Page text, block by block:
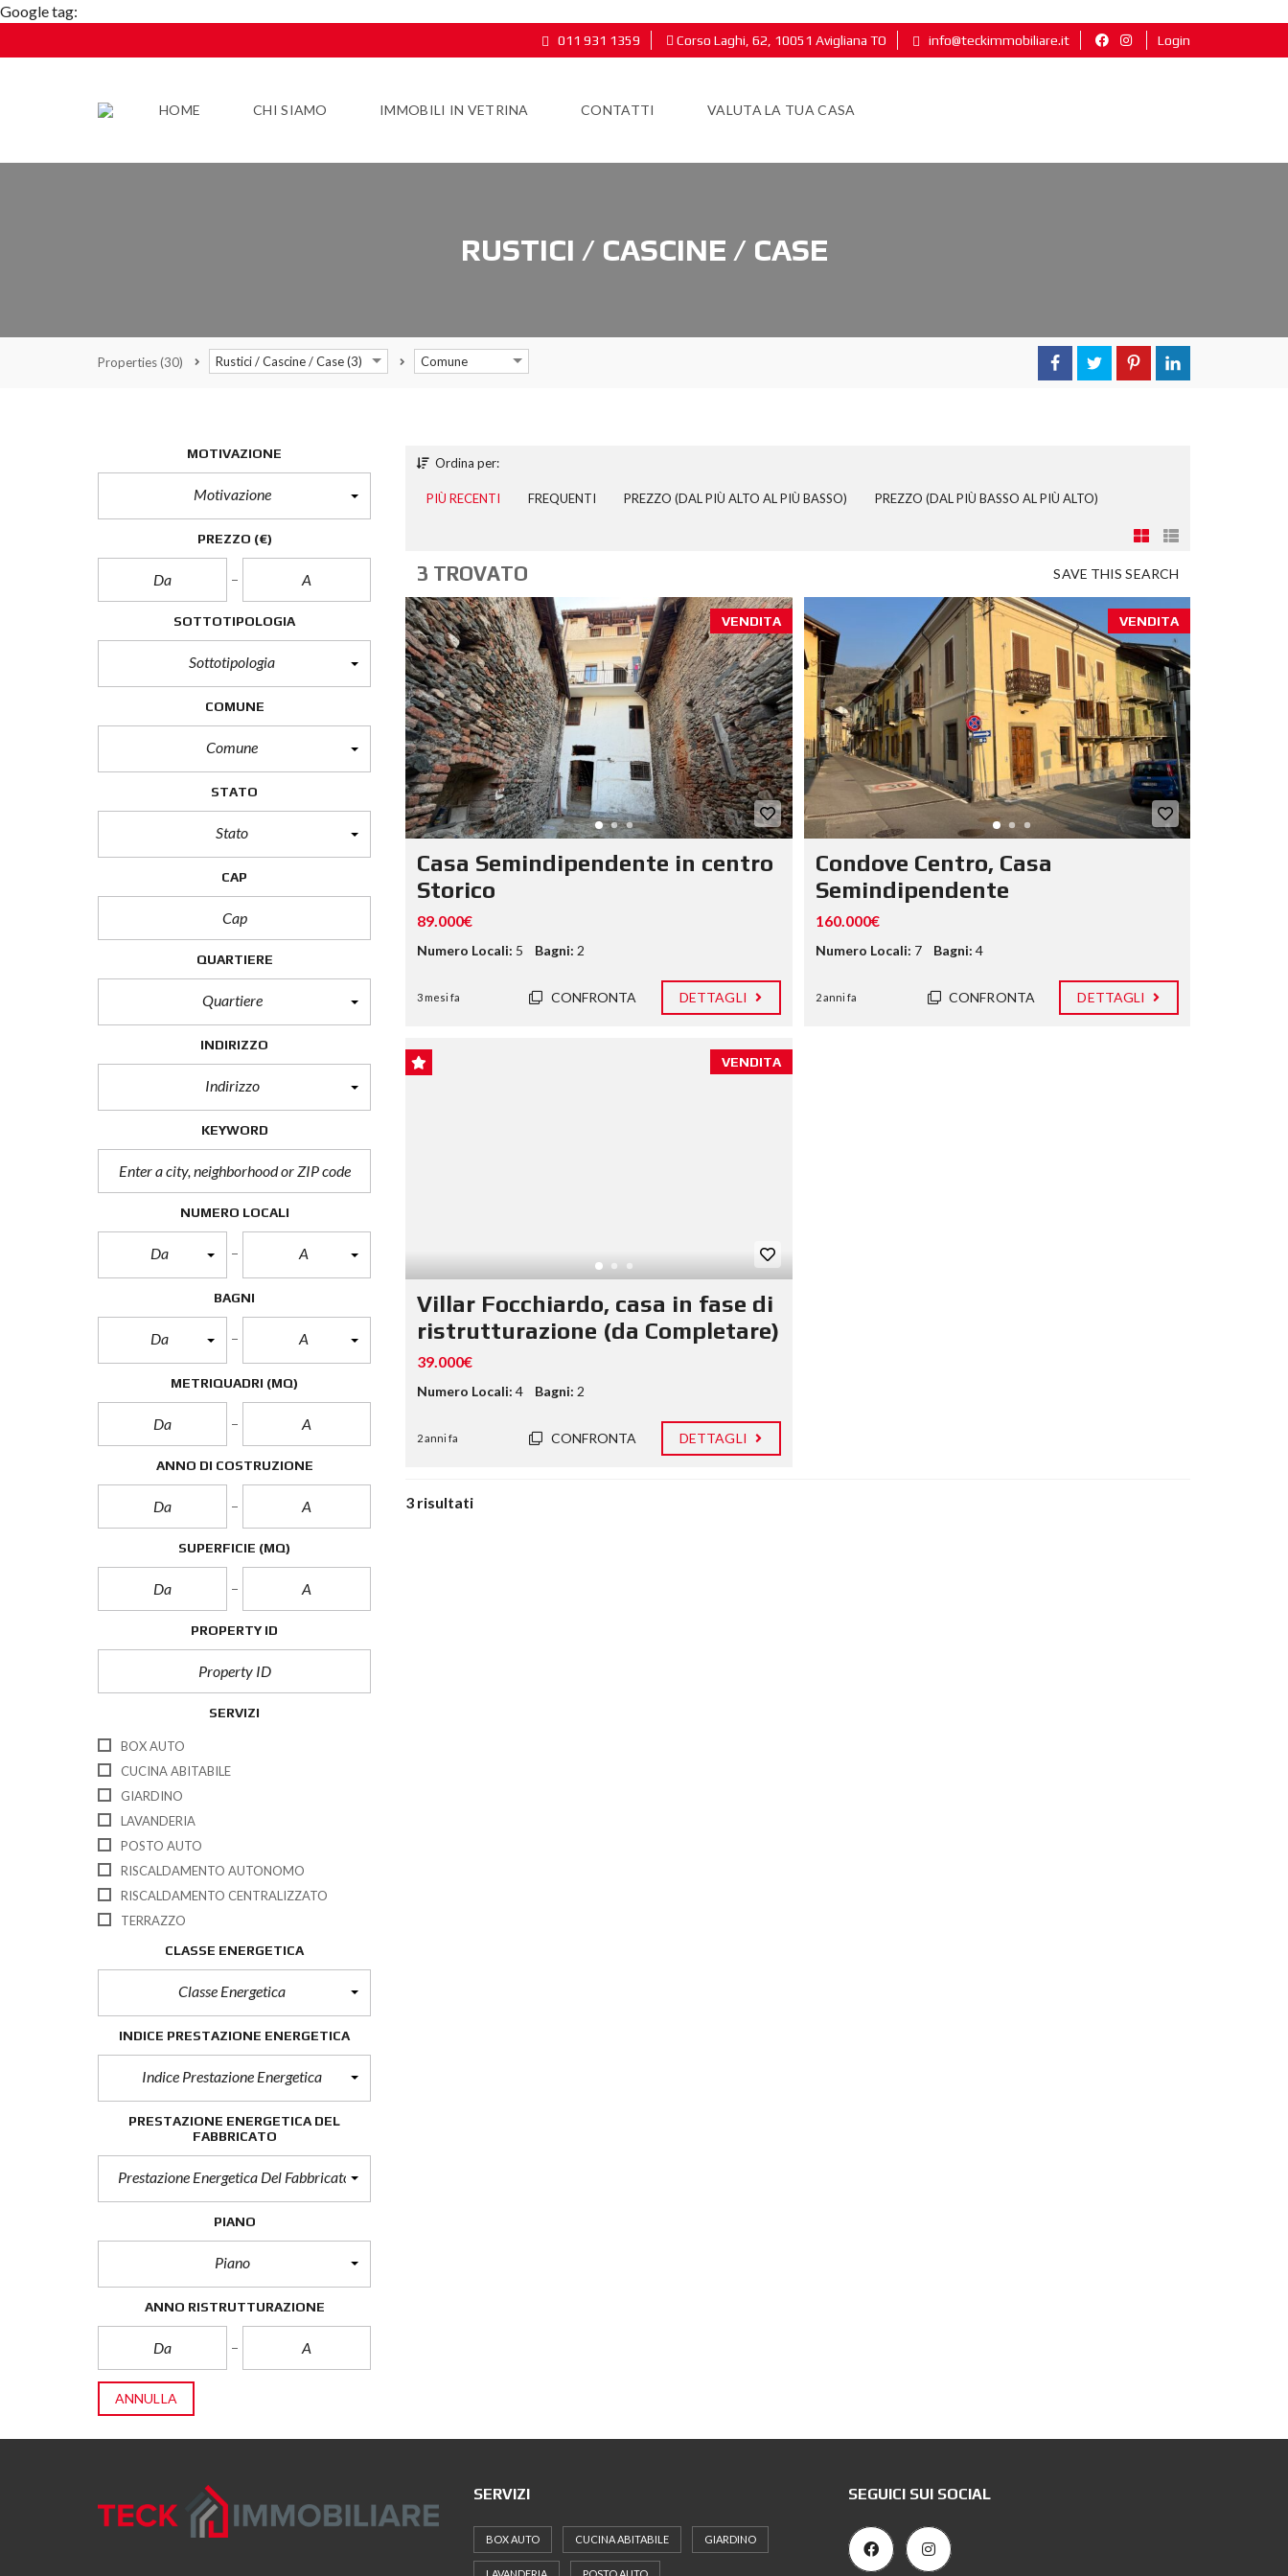
Google tag:
011 931 1359 Corso Laghi, 62, 10051 Avigliana TO info@teckimmobiliare.it Login
HOME CHI SIAMO IMMOBILI IN VETRINA CONTATTI VALUTA LA TUA CASA
RUSTICI / CASCINE / CASE
Properties(30) Rustici / Cascine / Case (3) Comune
MOTIVAZIONE
Motivazione
PREZZO (€)
SOTTOTIPOLOGIA
Sottotipologia
COMUNE
Comune
STATO
Stato
CAP
QUARTIERE
Quartiere
INDIRIZZO
Indirizzo
KEYWORD
NUMERO LOCALI
Da A
BAGNI
Da A
METRIQUADRI (MQ)
ANNO DI COSTRUZIONE
SUPERFICIE (MQ)
PROPERTY ID
SERVIZI
BOX AUTO
CUCINA ABITABILE
GIARDINO
LAVANDERIA
POSTO AUTO
RISCALDAMENTO AUTONOMO
RISCALDAMENTO CENTRALIZZATO
TERRAZZO
CLASSE ENERGETICA
Classe Energetica
INDICE PRESTAZIONE ENERGETICA
Indice Prestazione Energetica
PRESTAZIONE ENERGETICA DEL
FABBRICATO
Prestazione Energetica Del Fabbricato
PIANO
Piano
ANNO RISTRUTTURAZIONE
ANNULLA
Ordina per:
PIÙ RECENTI FREQUENTI PREZZO (DAL PIÙ ALTO AL PIÙ BASSO) PREZZO (DAL PIÙ BASSO AL PIÙ ALTO)
SAVE THIS SEARCH
3 TROVATO
VENDITA
Casa Semindipendente in centro
Storico
89.000€
Numero Locali: 5 Bagni: 2
3 mesi fa CONFRONTA DETTAGLI
VENDITA
Condove Centro, Casa
Semindipendente
160.000€
Numero Locali: 7 Bagni: 4
2 anni fa CONFRONTA DETTAGLI
VENDITA
Villar Focchiardo, casa in fase di
ristrutturazione (da Completare)
39.000€
Numero Locali: 4 Bagni: 2
2 anni fa CONFRONTA DETTAGLI
3 risultati
SERVIZI
BOX AUTO CUCINA ABITABILE GIARDINO
LAVANDERIA POSTO AUTO
SEGUICI SUI SOCIAL